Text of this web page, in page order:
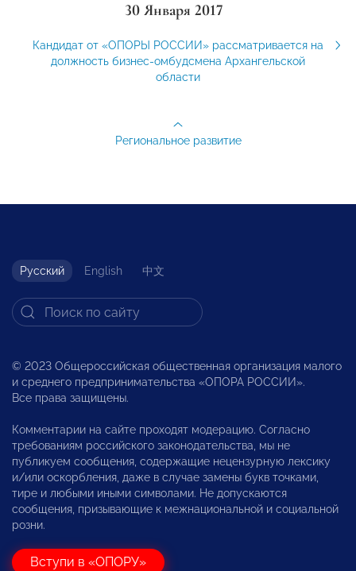
30 Января 2017
Кандидат от «ОПОРЫ РОССИИ» рассматривается на
должность бизнес-омбудсмена Архангельской
области
Региональное развитие
Русский English 中文
© 2023 Общероссийская общественная организация малого
и среднего предпринимательства «ОПОРА РОССИИ».
Все права защищены.
Комментарии на сайте проходят модерацию. Согласно
требованиям российского законодательства, мы не
публикуем сообщения, содержащие нецензурную лексику
и/или оскорбления, даже в случае замены букв точками,
тире и любыми иными символами. Не допускаются
сообщения, призывающие к межнациональной и социальной
розни.
Вступи в «ОПОРУ»